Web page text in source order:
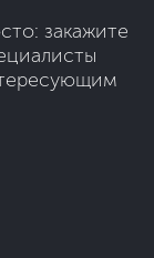
закажите